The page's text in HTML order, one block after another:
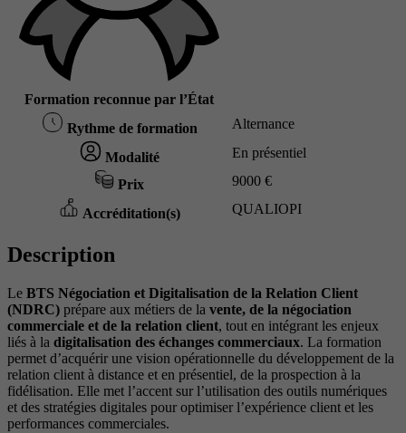
Formation reconnue par l’État
Rythme de formation Alternance
Modalité En présentiel
Prix 9000 €
Accréditation(s) QUALIOPI
Description
Le BTS Négociation et Digitalisation de la Relation Client
(NDRC) prépare aux métiers de la vente, de la négociation
commerciale et de la relation client, tout en intégrant les enjeux
liés à la digitalisation des échanges commerciaux. La formation
permet d’acquérir une vision opérationnelle du développement de la
relation client à distance et en présentiel, de la prospection à la
fidélisation. Elle met l’accent sur l’utilisation des outils numériques
et des stratégies digitales pour optimiser l’expérience client et les
performances commerciales.